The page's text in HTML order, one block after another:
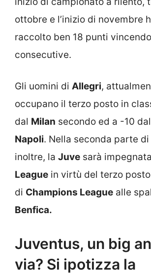
ottobre e l’inizio di novembre
raccolto ben 18 punti
consecutive.
Gli uomini di Allegri,
occupano il terzo posto in
dal Milan secondo ed a -10
Napoli. Nella seconda parte
inoltre, la Juve sarà
League in virtù del terzo
di Champions League alle
Benfica.
Juventus, un big
via? Si ipotizza la